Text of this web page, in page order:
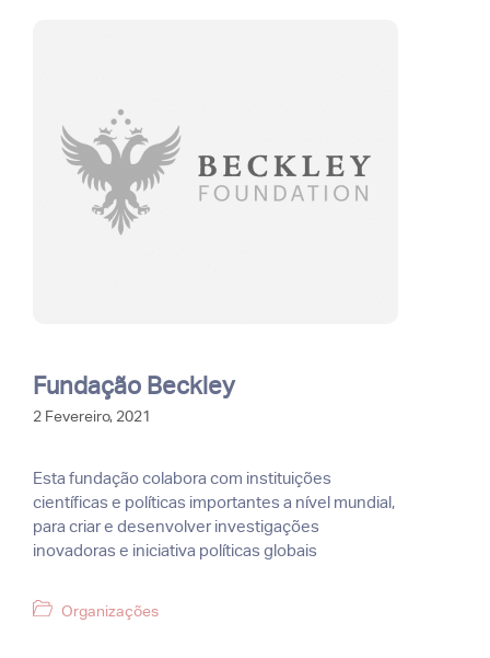
Fundação Beckley
2 Fevereiro, 2021
Esta fundação colabora com instituições
científicas e políticas importantes a nível mundial,
para criar e desenvolver investigações
inovadoras e iniciativa políticas globais
Categorias
Organizações